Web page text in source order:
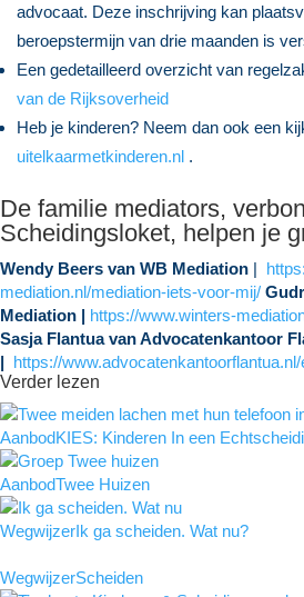
advocaat. Deze inschrijving kan
beroepstermijn van drie maanden is
Een gedetailleerd overzicht van
van de Rijksoverheid
Heb je kinderen? Neem dan ook een
uitelkaarmetkinderen.nl .
De familie mediators,
Scheidingsloket, helpen je
Wendy Beers van WB Mediation |
mediation.nl/mediation-iets-voor-mij/
Mediation | https://www.winters-
Sasja Flantua van Advocatenkantoor
| https://
Verder lezen
AanbodKIES: Kinderen In een
AanbodTwee Huizen
WegwijzerIk ga scheiden. Wat nu?
WegwijzerScheiden